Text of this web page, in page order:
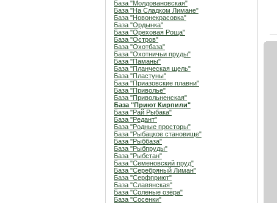
База "Молдовановская"
База "На Сладком Лимане"
База "Новонекрасовка"
База "Ордынка"
База "Ореховая Роща"
База "Остров"
База "Охотбаза"
База "Охотничьи пруды"
База "Паманы"
База "Планческая щель"
База "Пластуны"
База "Приазовские плавни"
База "Приволье"
База "Привольненская"
База "Приют Кирпили"
База "Рай Рыбака"
База "Редант"
База "Родные просторы"
База "Рыбацкое становище"
База "Рыббаза"
База "Рыбпруды"
База "Рыбстан"
База "Семеновский пруд"
База "Серебряный Лиман"
База "Серфприют"
База "Славянская"
База "Соленые озёра"
База "Сосенки"